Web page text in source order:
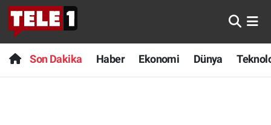
Son Dakika Haber Ekonomi Dünya
Anında Manşet
Başka Sohbetler
Son Dakika
Haber
Nöbetçi Eczaneler
Hava Durumu